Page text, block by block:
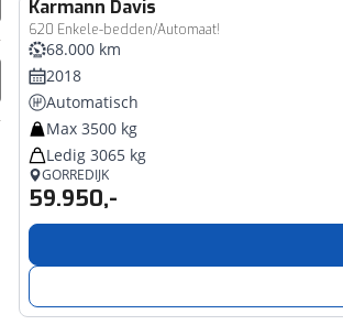
Karmann Davis
620 Enkele-bedden/Automaat!
68.000 km
2018
Automatisch
Max 3500 kg
Ledig 3065 kg
GORREDIJK
59.950,-